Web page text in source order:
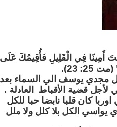
أَمِينًا فِي الْقَلِيلِ فَأُقِيمُكَ عَلَى
23).
مجدي يوسف الي السماء بعد
قضية الأقباط العادلة .
كان قلبا نابضا حبا للكل
يواسي الكل بلا كلل ولا ملل